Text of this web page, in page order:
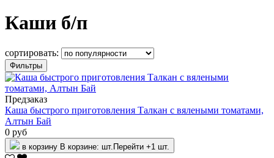
Каши б/п
сортировать:
Фильтры
Предзаказ
Каша быстрого приготовления Талкан с вялеными томатами,
Алтын Бай
0 руб
в корзину В корзине: шт. Перейти +1 шт.